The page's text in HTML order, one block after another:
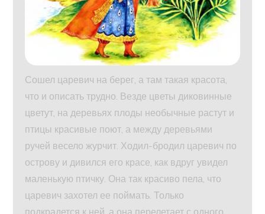
Сошел царевич на берег, а там такая красота,
что и описать трудно. Везде цветы диковинные
цветут, на деревьях плоды необычные растут и
птицы красивые поют, а между деревьями
ручей весело журчит. Ходил-бродил царевич по
острову и дивился его красе, как вдруг увидел
маленькую птичку. Она так красиво пела, что
царевич захотел ее поймать. Только